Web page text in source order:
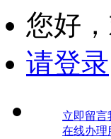
您好，
请登录
立即留言
在线办理